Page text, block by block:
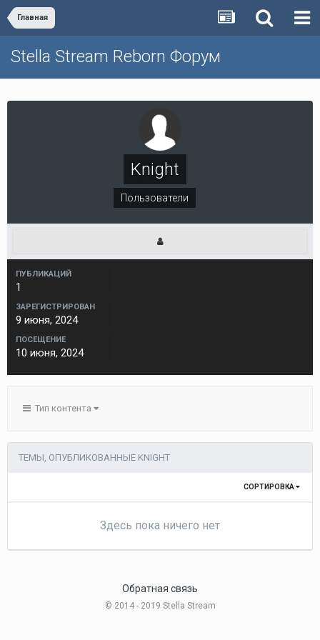
Главная
Stella Stream Reborn Форум
Knight
Пользователи
ПУБЛИКАЦИЙ
1
ЗАРЕГИСТРИРОВАН
9 июня, 2024
ПОСЕЩЕНИЕ
10 июня, 2024
Тип контента
ТЕМЫ, ОПУБЛИКОВАННЫЕ KNIGHT
СОРТИРОВКА
Здесь пока ничего нет
Обратная связь
© 2014 - 2019 Stella Stream